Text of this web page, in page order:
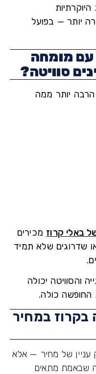
— בפועל
מומחה
יותר ממה
קרוזמכירים
שלא תמיד
יכולה
כולה.
במחיר
של מחיר — אלא
מתאים